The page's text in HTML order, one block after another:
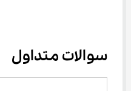
سوالات متداول